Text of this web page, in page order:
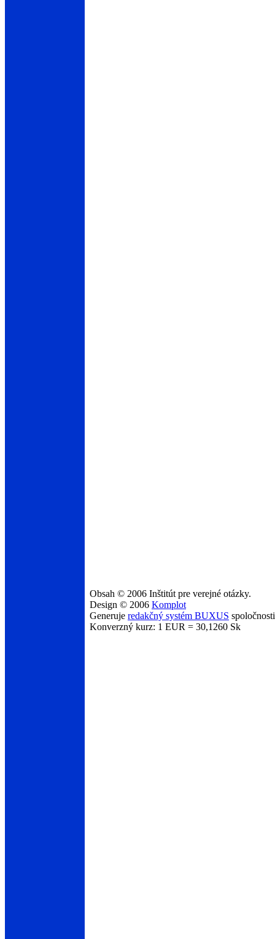
Obsah © 2006 Inštitút pre verejné otázky.
Design © 2006 Komplot
Generuje redakčný systém BUXUS
Konverzný kurz: 1 EUR = 30,1260 Sk